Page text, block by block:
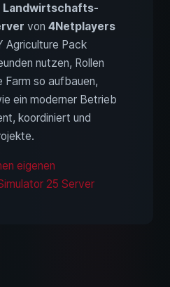
Landwirtschafts-
von 4Netplayers
Agriculture Pack
nutzen, Rollen
Farm so aufbauen,
ein moderner Betrieb
koordiniert und
eigenen
25 Server